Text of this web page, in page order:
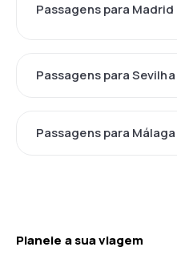
Passagens para Madrid
Passagens para Sevilha
Passagens para Málaga
Planeie a sua viagem